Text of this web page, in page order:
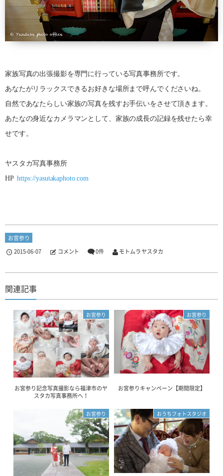
家族写真の出張撮影を専門に行っている写真事務所です。
あなたがリラックスできるお好きな場所まで呼んでくださいね。
自然であなたらしい家族の写真を残すお手伝いをさせて頂きます。
あたなの身近なカメラマンとして、家族の成長の記録を残せたら幸
せです。
ヤスタカ写真事務所
HPhttps://yasutakaphoto.com
お宮参り
2015-06-07
コメント 0件 モトムラ ヤスタカ
関連記事
お宮参り
お宮参り記念写真撮影なら福津市のヤ
スタカ写真事務所へ！
お宮参り
お宮参りキャンペーン【期間限定】
お宮参り おうちフォトスタジオ